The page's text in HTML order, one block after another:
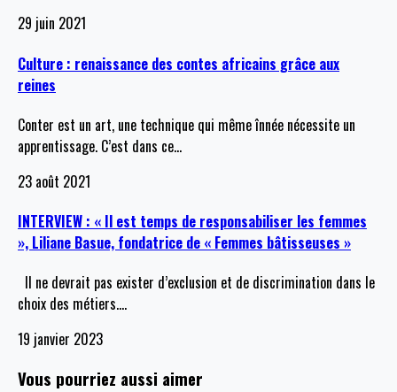
29 juin 2021
Culture : renaissance des contes africains grâce aux
reines
Conter est un art, une technique qui même înnée nécessite un
apprentissage. C’est dans ce…
23 août 2021
INTERVIEW : « Il est temps de responsabiliser les femmes
», Liliane Basue, fondatrice de « Femmes bâtisseuses »
Il ne devrait pas exister d’exclusion et de discrimination dans le
choix des métiers.…
19 janvier 2023
Vous pourriez aussi aimer